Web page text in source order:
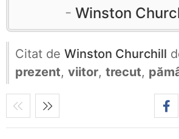
Winston
Citat de Winston Churchill
prezent, viitor, trecut,